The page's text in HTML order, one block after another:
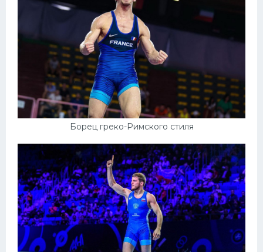
Борец греко-Римского стиля